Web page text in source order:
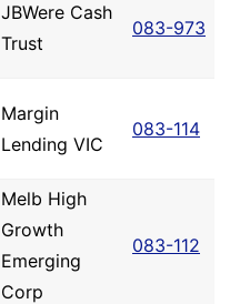
JBWere Cash
Trust
083-973
Margin
Lending VIC
083-114
Melb High
Growth
Emerging
Corp
083-112